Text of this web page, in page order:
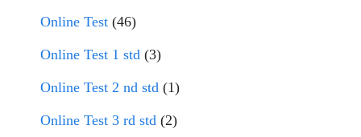
Online Test (46)
Online Test 1 std (3)
Online Test 2 nd std (1)
Online Test 3 rd std (2)